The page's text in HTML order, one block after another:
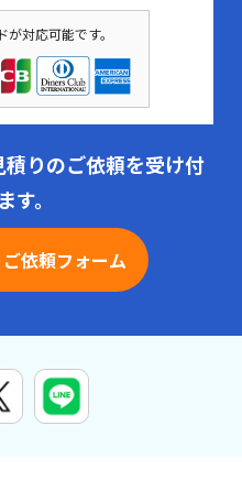
対応可能です。
りのご依頼を受け付
す。
依頼フォーム